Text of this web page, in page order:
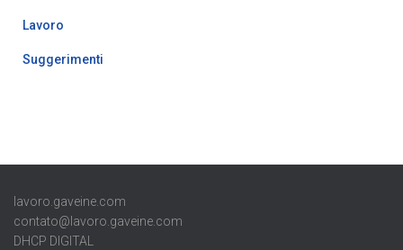
Lavoro
Suggerimenti
lavoro.gaveine.com
contato@lavoro.gaveine.com
DHCP DIGITAL